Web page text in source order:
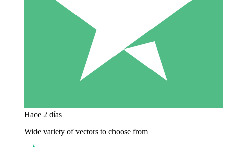
Hace 2 días
Wide variety of vectors to choose from